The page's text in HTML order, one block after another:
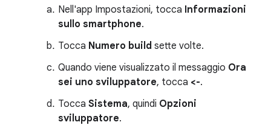
Nell'app Impostazioni, tocca Informazioni
sullo smartphone.
Tocca Numero build sette volte.
Quando viene visualizzato il messaggio Ora
sei uno sviluppatore, tocca <-.
Tocca Sistema, quindi Opzioni
sviluppatore.